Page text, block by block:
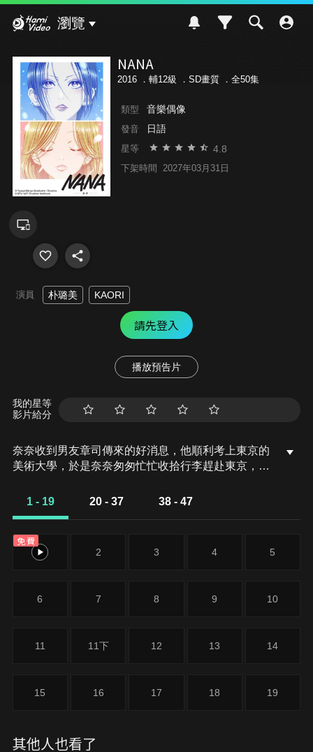
瀏覽
NANA
2016 ． 輔12級 ．SD畫質 ．全50集
類型 音樂偶像
發音 日語
星等 4.8
下架時間 2027年03月31日
演員 朴璐美 KAORI
請先登入
播放預告片
我的星等
影片給分
奈奈收到男友章司傳來的好消息，他順利考上東京的
美術大學，於是奈奈匆匆忙忙收拾行李趕赴東京，要
奈奈與男友章司約定，如果章司順利考上東京的大
歡，原以為兩人的緣分在下車之後就結束，沒想到她
們卻在意外的地方再度相逢。
1 - 19 20 - 37 38 - 47
免費
1 2 3 4 5
6 7 8 9 10
11 11下 12 13 14
15 16 17 18 19
其他人也看了